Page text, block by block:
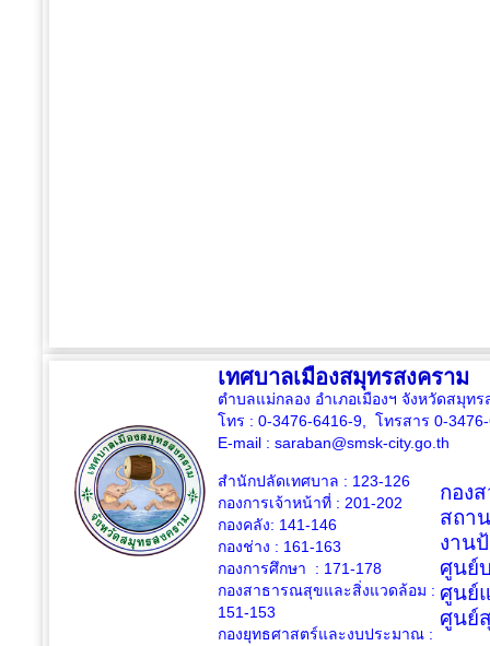
เทศบาลเมืองสมุทรสงคราม
ตำบลแม่กลอง อำเภอเมืองฯ จังหวัดสมุท
โทร : 0-3476-6416-9, โทรสาร 0-
E-mail : saraban@smsk-city.go.th
สำนักปลัดเทศบาล : 123-126
กองการเจ้าหน้าที่ : 201-202
กองคลัง: 141-146
กองช่าง : 161-163
กองการศึกษา : 171-178
กองสาธารณสุขและสิ่งแวดล้อม :
151-153
กองยุทธศาสตร์และงบประมาณ :
กอง
สถา
งาน
ศูนย์
ศูนย์
ศูนย์